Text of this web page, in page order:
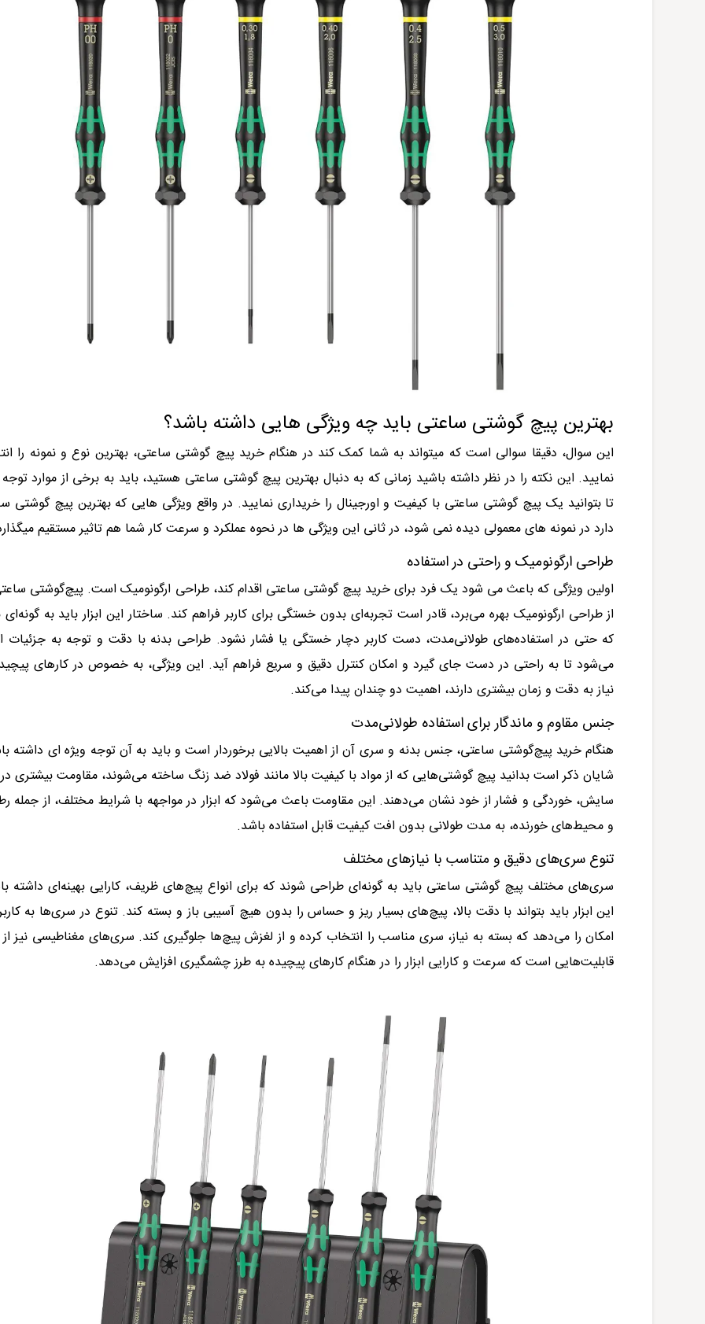
بهترین پیچ گوشتی ساعتی باید چه ویژگی هایی داشته باشد؟
این سوال، دقیقا سوالی است که میتواند به شما کمک کند در هنگام خرید پیچ گوشتی ساعتی، بهترین نوع و نمونه را
نمایید. این نکته را در نظر داشته باشید زمانی که به دنبال بهترین پیچ گوشتی ساعتی هستید، باید به برخی از موارد
تا بتوانید یک پیچ گوشتی ساعتی با کیفیت و اورجینال را خریداری نمایید. در واقع ویژگی هایی که بهترین پیچ گوشتی
دارد در نمونه های معمولی دیده نمی شود، در ثانی این ویژگی ها در نحوه عملکرد و سرعت کار شما هم تاثیر مستقیم
طراحی ارگونومیک و راحتی در استفاده
اولین ویژگی که باعث می شود یک فرد برای خرید پیچ گوشتی ساعتی اقدام کند، طراحی ارگونومیک است. پیچ‌گوشتی
از طراحی ارگونومیک بهره می‌برد، قادر است تجربه‌ای بدون خستگی برای کاربر فراهم کند. ساختار این ابزار باید به
که حتی در استفاده‌های طولانی‌مدت، دست کاربر دچار خستگی یا فشار نشود. طراحی بدنه با دقت و توجه به جزئیات
می‌شود تا به راحتی در دست جای گیرد و امکان کنترل دقیق و سریع فراهم آید. این ویژگی، به خصوص در کارهای
نیاز به دقت و زمان بیشتری دارند، اهمیت دو چندان پیدا می‌کند.
جنس مقاوم و ماندگار برای استفاده طولانی‌مدت
هنگام خرید پیچ‌گوشتی ساعتی، جنس بدنه و سری آن از اهمیت بالایی برخوردار است و باید به آن توجه ویژه ای داشته
شایان ذکر است بدانید پیچ‌ گوشتی‌هایی که از مواد با کیفیت بالا مانند فولاد ضد زنگ ساخته می‌شوند، مقاومت بیشتری در
سایش، خوردگی و فشار از خود نشان می‌دهند. این مقاومت باعث می‌شود که ابزار در مواجهه با شرایط مختلف، از جمله
و محیط‌های خورنده، به مدت طولانی بدون افت کیفیت قابل استفاده باشد.
تنوع سری‌های دقیق و متناسب با نیازهای مختلف
سری‌های مختلف پیچ‌ گوشتی ساعتی باید به گونه‌ای طراحی شوند که برای انواع پیچ‌های ظریف، کارایی بهینه‌ای داشته
این ابزار باید بتواند با دقت بالا، پیچ‌های بسیار ریز و حساس را بدون هیچ آسیبی باز و بسته کند. تنوع در سری‌ها به
امکان را می‌دهد که بسته به نیاز، سری مناسب را انتخاب کرده و از لغزش پیچ‌ها جلوگیری کند. سری‌های مغناطیسی نیز از
قابلیت‌هایی است که سرعت و کارایی ابزار را در هنگام کارهای پیچیده به طرز چشمگیری افزایش می‌دهد.